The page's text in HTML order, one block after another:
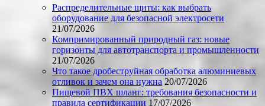
Распределительные щиты: как выбрать
оборудование для безопасной электросети
21/07/2026
Компримированный природный газ: новые
горизонты для автотранспорта и промышленности
21/07/2026
Что такое дробеструйная обработка алюминиевых
отливок и зачем она нужна 20/07/2026
Пищевой ПВХ шланг: требования безопасности и
правила сертификации 17/07/2026